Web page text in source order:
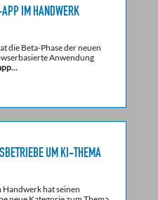
APP IM HANDWERK
die Beta-Phase der neuen
Anwendung
UM KI-THEMA
hat seinen